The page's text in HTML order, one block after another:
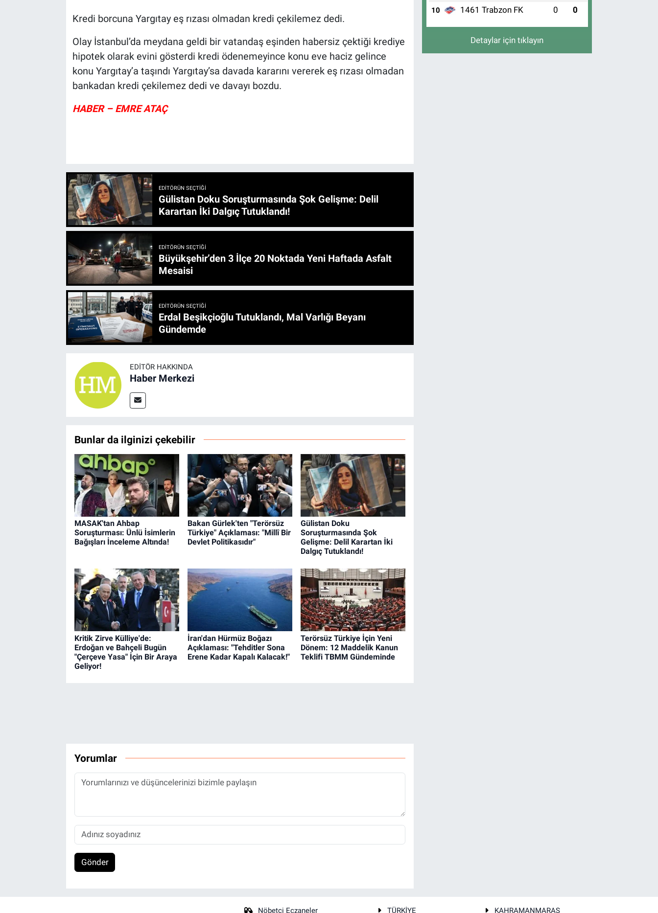
Kredi borcuna Yargıtay eş rızası olmadan kredi çekilemez dedi.
Olay İstanbul’da meydana geldi bir vatandaş eşinden habersiz çektiği krediye
hipotek olarak evini gösterdi kredi ödenemeyince konu eve haciz gelince
konu Yargıtay’a taşındı Yargıtay’sa davada kararını vererek eş rızası olmadan
bankadan kredi çekilemez dedi ve davayı bozdu.
HABER – EMRE ATAÇ
EDITÖRÜN SEÇTIĞI
Gülistan Doku Soruşturmasında Şok Gelişme: Delil
Karartan İki Dalgıç Tutuklandı!
EDITÖRÜN SEÇTIĞI
Büyükşehir’den 3 İlçe 20 Noktada Yeni Haftada Asfalt
Mesaisi
EDITÖRÜN SEÇTIĞI
Erdal Beşikçioğlu Tutuklandı, Mal Varlığı Beyanı
Gündemde
EDITÖR HAKKINDA
Haber Merkezi
Bunlar da ilginizi çekebilir
MASAK'tan Ahbap
Soruşturması: Ünlü İsimlerin
Bağışları İnceleme Altında!
Bakan Gürlek'ten "Terörsüz
Türkiye" Açıklaması: "Millî Bir
Devlet Politikasıdır"
Gülistan Doku
Soruşturmasında Şok
Gelişme: Delil Karartan İki
Dalgıç Tutuklandı!
Kritik Zirve Külliye'de:
Erdoğan ve Bahçeli Bugün
"Çerçeve Yasa" İçin Bir Araya
Geliyor!
İran'dan Hürmüz Boğazı
Açıklaması: "Tehditler Sona
Erene Kadar Kapalı Kalacak!"
Terörsüz Türkiye İçin Yeni
Dönem: 12 Maddelik Kanun
Teklifi TBMM Gündeminde
Yorumlar
Gönder
10 1461 Trabzon FK 0 0
Detaylar için tıklayın
Nöbetçi Eczaneler
TÜRKİYE
KAHRAMANMARAŞ